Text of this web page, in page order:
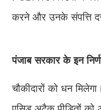
करने और उनके संपत्ति
पंजाब सरकार के इन
चौकीदारों को धन मिलेगा।